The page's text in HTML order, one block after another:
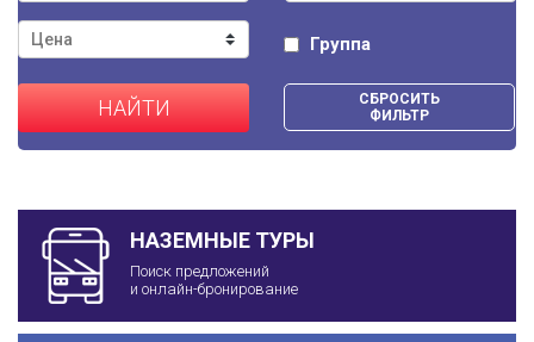
Группа
НАЙТИ
СБРОСИТЬ
ФИЛЬТР
НАЗЕМНЫЕ ТУРЫ
Поиск предложений
и онлайн-бронирование